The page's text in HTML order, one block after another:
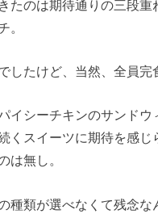
たのは期待通りの三段重
。
したけど、当然、全員完
イシーチキンのサンドウ
くスイーツに期待を感じ
は無し。
種類が選べなくて残念な